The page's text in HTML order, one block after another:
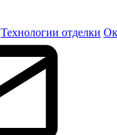
Технологии отделки